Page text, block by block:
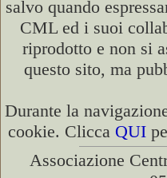
salvo quando
CML ed i suoi
riprodotto e non si
questo sito, ma
Durante la
cookie. Clicca QUI
Associazione